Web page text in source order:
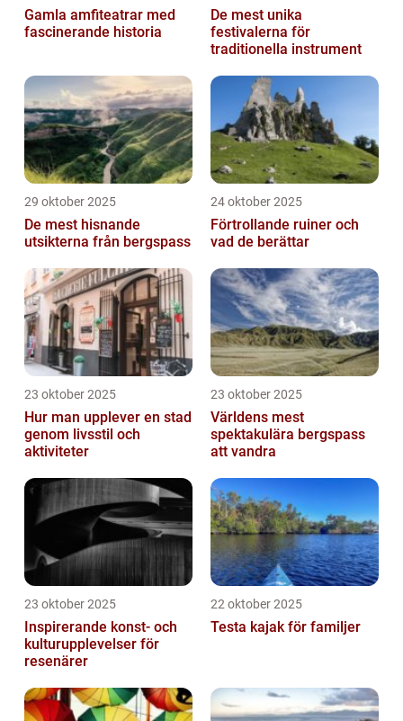
Gamla amfiteatrar med
fascinerande historia
De mest unika
festivalerna för
traditionella instrument
29 oktober 2025
De mest hisnande
utsikterna från bergspass
24 oktober 2025
Förtrollande ruiner och
vad de berättar
23 oktober 2025
Hur man upplever en stad
genom livsstil och
aktiviteter
23 oktober 2025
Världens mest
spektakulära bergspass
att vandra
23 oktober 2025
Inspirerande konst- och
kulturupplevelser för
resenärer
22 oktober 2025
Testa kajak för familjer